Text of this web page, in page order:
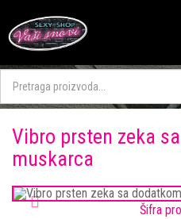
Vibro prsten zeka
muskarca
Previous
Šifra